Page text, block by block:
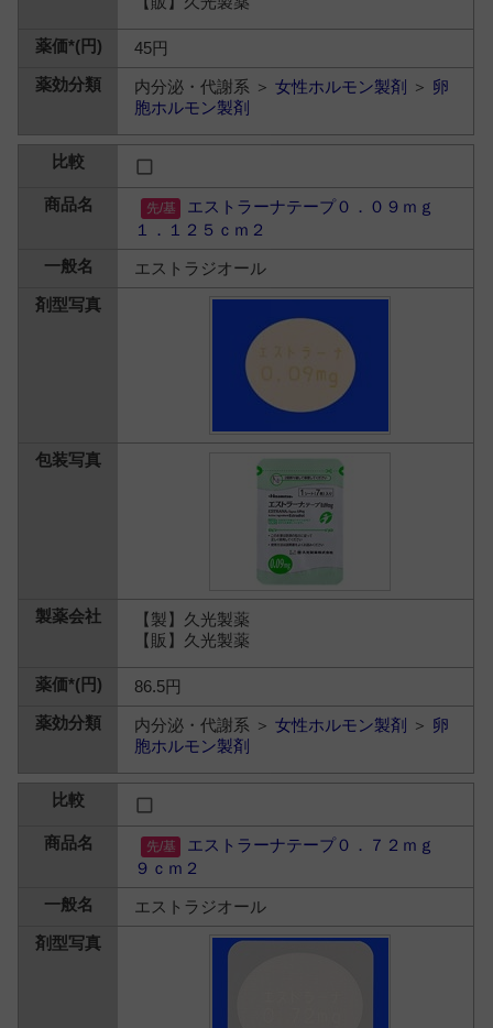
45円
内分泌・代謝系 ＞女性ホルモン製剤 ＞ 卵
胞ホルモン製剤
エストラーナテープ０．０９ｍｇ
１．１２５ｃｍ２
エストラジオール
【製】久光製薬
【販】久光製薬
86.5円
内分泌・代謝系 ＞女性ホルモン製剤 ＞ 卵
胞ホルモン製剤
エストラーナテープ０．７２ｍｇ
９ｃｍ２
エストラジオール